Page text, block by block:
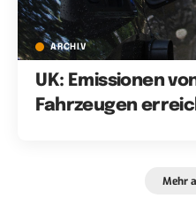
ARCHIV
UK: Emissionen
Fahrzeugen
Mehr